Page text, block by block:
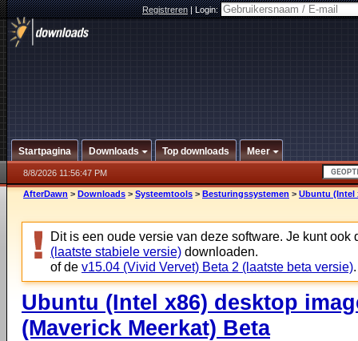
Registreren|Login:
Startpagina Downloads Top downloads Meer
8/8/2026 11:56:47 PM
AfterDawn > Downloads > Systeemtools > Besturingssystemen > Ubuntu (Intel
Dit is een oude versie van deze software. Je kunt ook
(laatste stabiele versie) downloaden.
of de v15.04 (Vivid Vervet) Beta 2 (laatste beta versie).
Ubuntu (Intel x86) desktop
(Maverick Meerkat) Beta